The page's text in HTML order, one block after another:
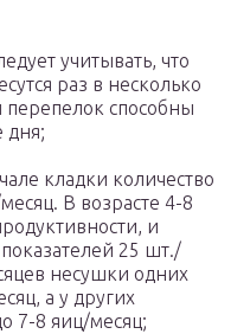
учитывать, что
раз в несколько
способны
дня;
кладки количество
В возрасте 4-8
и
показателей 25 шт./
несушки одних
а у других
7-8 яиц/месяц;